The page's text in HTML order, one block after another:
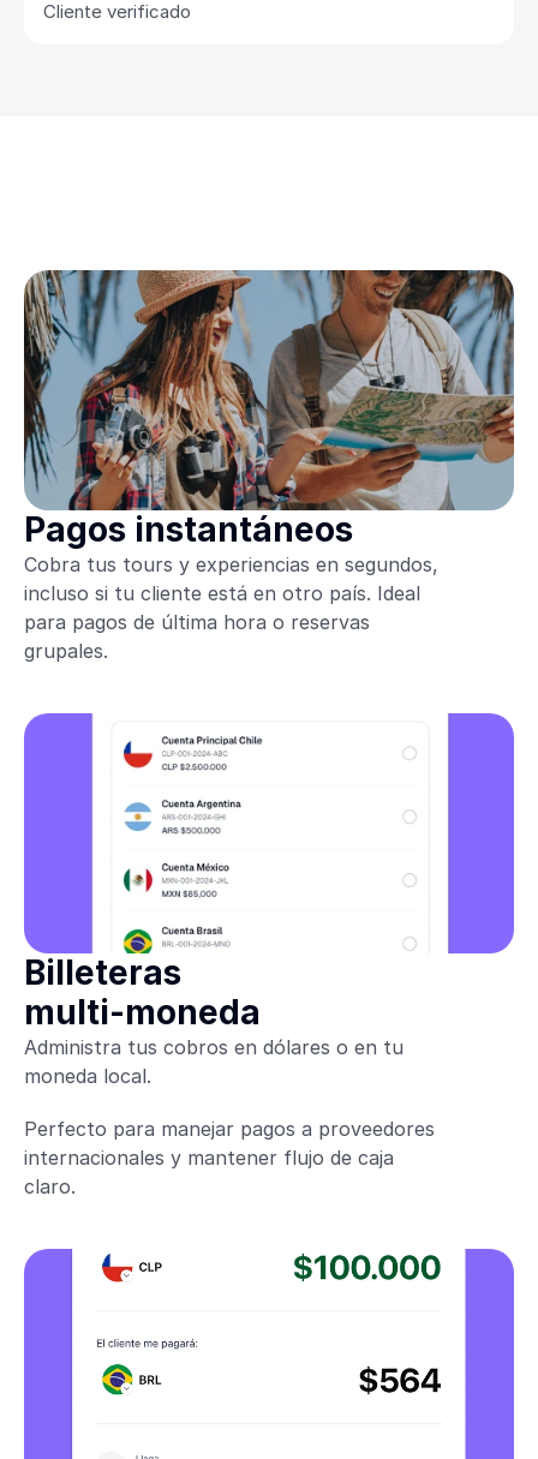
Cliente verificado
Pagos instantáneos
Cobra tus tours y experiencias en segundos,
incluso si tu cliente está en otro país. Ideal
para pagos de última hora o reservas
grupales.
Billeteras
multi-moneda
Administra tus cobros en dólares o en tu
moneda local.
Perfecto para manejar pagos a proveedores
internacionales y mantener flujo de caja
claro.